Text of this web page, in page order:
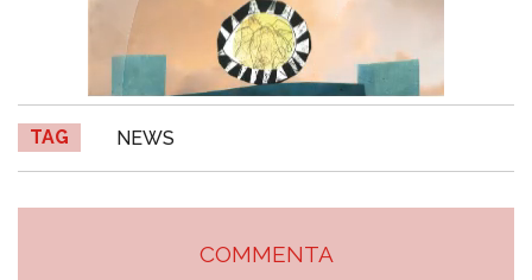
TAG NEWS
COMMENTA